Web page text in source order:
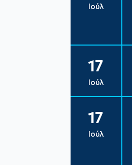
Ιούλ
17
Ιούλ
17
Ιούλ